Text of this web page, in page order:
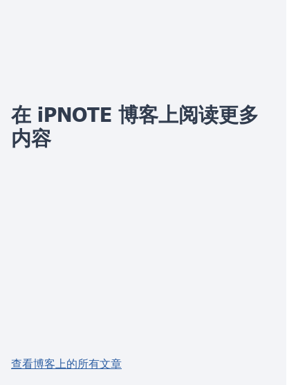
在 iPNOTE 博客上阅读更多
内容
查看博客上的所有文章